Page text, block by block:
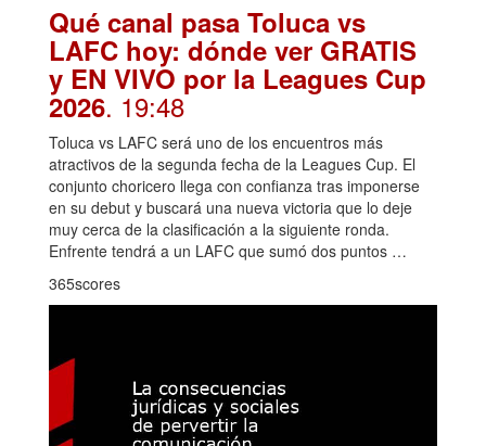
Qué canal pasa Toluca vs
LAFC hoy: dónde ver GRATIS
y EN VIVO por la Leagues Cup
2026. 19:48
Toluca vs LAFC será uno de los encuentros más
atractivos de la segunda fecha de la Leagues Cup. El
conjunto choricero llega con confianza tras imponerse
en su debut y buscará una nueva victoria que lo deje
muy cerca de la clasificación a la siguiente ronda.
Enfrente tendrá a un LAFC que sumó dos puntos …
365scores